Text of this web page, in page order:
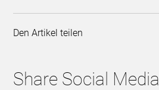
Den Artikel teilen
Share Social Media